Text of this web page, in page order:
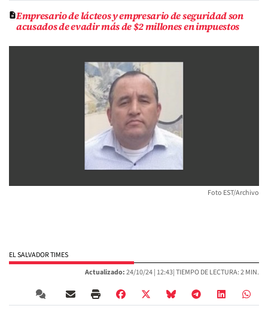
Empresario de lácteos y empresario de seguridad son
acusados de evadir más de $2 millones en impuestos
Foto EST/Archivo
EL SALVADOR TIMES
Actualizado:24/10/24 | 12:43| TIEMPO DE LECTURA: 2 MIN.